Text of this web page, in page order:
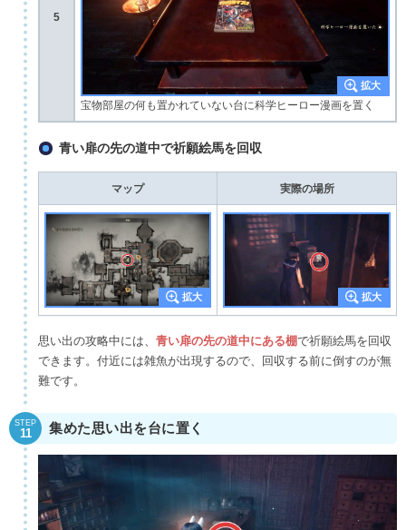
5
宝物部屋の何も置かれていない台に科学ヒーロー漫画を置く
青い扉の先の道中で祈願絵馬を回収
マップ 実際の場所
思い出の攻略中には、 青い扉の先の道中にある棚で祈願絵馬を回収
できます。付近には雑魚が出現するので、回収する前に倒すのが無
難です。
STEP
11 集めた思い出を台に置く